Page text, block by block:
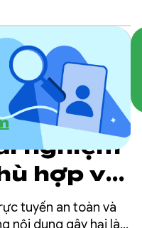
nghiệm
hợp với
tuyến an toàn và
nội dung gây hại là